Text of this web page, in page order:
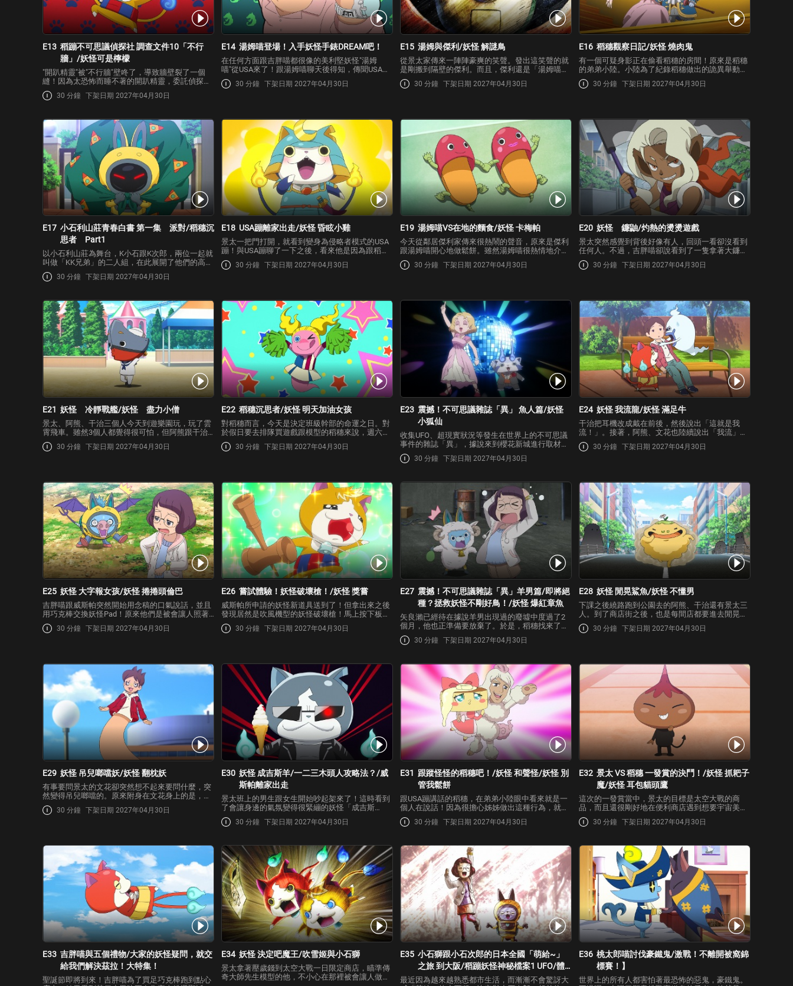
E13 稻蹦不可思議偵探社 調查文件10「不行
牆」/妖怪可是檸檬
"開趴精靈"被"不行牆"壁咚了，導致牆壁裂了一個
縫！因為太恐怖而睡不著的開趴精靈，委託偵探社
調查不行牆。隨著稻穗和USA蹦的持續調查，發現
不行牆竟然跟歌舞伎有很大的關聯。原來他以前是
30 分鐘 下架日期 2027年04月30日
E14 湯姆喵登場！入手妖怪手錶DREAM吧！
在任何方面跟吉胖喵都很像的美利堅妖怪"湯姆
喵"從USA來了！跟湯姆喵聊天後得知，傳聞USA那
裡有似乎一種很厲害的妖怪手錶叫做『妖怪手錶
DREAM』。為了得到『妖怪手錶DREAM』，景太
30 分鐘 下架日期 2027年04月30日
E15 湯姆與傑利/妖怪 解謎鳥
從景太家傳來一陣陣豪爽的笑聲。發出這笑聲的就
是剛搬到隔壁的傑利。而且，傑利還是「湯姆喵」
的室友！而且仔細一看，傑利手上戴的是景太曾經
使用過的初代妖怪手錶。但是，傑利完全搞錯的妖
30 分鐘 下架日期 2027年04月30日
E16 稻穗觀察日記/妖怪 燒肉鬼
有一個可疑身影正在偷看稻穗的房間！原來是稻穗
的弟弟小陸。小陸為了紀錄稻穗做出的詭異舉動，
於是開始寫觀察日記。另一方面，稻穗也為了不被
小陸發現自己做出詭異的舉動，而再三小心。但這
30 分鐘 下架日期 2027年04月30日
E17 小石利山莊青春白書 第一集 派對/稻穗沉
思者 Part1
以小石利山莊為舞台，K小石跟K次郎，兩位一起就
叫做「KK兄弟」的二人組，在此展開了他們的高中
生活。他們就讀的小石利山莊高中，是只有大都市
才有的超貴族高中。K小石因為這裡與鄉下實在太
候，他們遇到…
30 分鐘 下架日期 2027年04月30日
E18 USA蹦離家出走/妖怪 昏眩小雞
景太一把門打開，就看到變身為侵略者模式的USA
蹦！與USA蹦聊了一下之後，看來他是因為跟稻穗
吵了一架所以才離家出走。但每當他想起吵架的原
因，就會忍不住變成侵略者模式，這讓景太他們講
30 分鐘 下架日期 2027年04月30日
E19 湯姆喵VS在地的麵食/妖怪 卡梅帕
今天從鄰居傑利家傳來很熱鬧的聲音，原來是傑利
跟湯姆喵開心地做鬆餅。雖然湯姆喵很熱情地介紹
鬆餅，但景太為了讓他們了解到本地麵食的精妙之
處！接二連三地端出不同的特色麵食，讓湯姆喵感
30 分鐘 下架日期 2027年04月30日
E20 妖怪 鐮鼬/灼熱的燙燙遊戲
景太突然感覺到背後好像有人，回頭一看卻沒看到
任何人。不過，吉胖喵卻說看到了一隻拿著大鐮
刀，跟風一樣呼嘯而過的妖怪！原來那隻妖怪的真
面目就是會隨風出現，用巨大的鐮刀斬裂一切的古
30 分鐘 下架日期 2027年04月30日
E21 妖怪 冷靜戰艦/妖怪 盡力小僧
景太、阿熊、干治三個人今天到遊樂園玩，玩了雲
霄飛車。雖然3個人都覺得很可怕，但阿熊跟干治
突然態度一變，冷靜地說要再去挑戰另一個遊樂設
施！原來他們是被能讓人冷靜下來的妖怪「冷靜戰
30 分鐘 下架日期 2027年04月30日
E22 稻穗沉思者/妖怪 明天加油女孩
對稻穗而言，今天是決定班級幹部的命運之日。對
於假日要去排隊買遊戲跟模型的稻穗來說，週六要
到學校照顧小動物的飼育股長是她絕對要避開的職
位。就在這時候，會讓人陷入沉思的妖怪「沉思袋
30 分鐘 下架日期 2027年04月30日
E23 震撼！不可思議雜誌「異」 魚人篇/妖怪
小狐仙
收集UFO、超現實狀況等發生在世界上的不可思議
事件的雜誌「異」，據說來到櫻花新城進行取材！
身為「異」雜誌忠實讀者的稻穗馬上就跑了出去 然
後看到了「傳說獵人」，持續追尋世界上各種謎團
人」的下落…
30 分鐘 下架日期 2027年04月30日
E24 妖怪 我流龍/妖怪 滿足牛
干治把耳機改成戴在前後，然後說出「這就是我
流！」。接著，阿熊、文花也陸續說出「我流」這
樣的話，並且以奇怪的打扮到學校上課。原來，這
都是會讓人做出違背常理之事的妖怪「我流龍」所
30 分鐘 下架日期 2027年04月30日
E25 妖怪 大字報女孩/妖怪 捲捲頭倫巴
吉胖喵跟威斯帕突然開始用念稿的口氣說話，並且
用巧克棒交換妖怪Pad！原來他們是被會讓人照著
大字報內容行動的妖怪「大字報女孩」附身了！景
太等人為了按照大字報女孩所寫的無理內容行動，
30 分鐘 下架日期 2027年04月30日
E26 嘗試體驗！妖怪破壞槍！/妖怪 獎嘗
威斯帕所申請的妖怪新道具送到了！但拿出來之後
發現居然是吹風機型的妖怪破壞槍！馬上按下板機
之後，卻只有風吹了出來。仔細一看，妖怪破壞槍
上有著景太等人很熟知，要放某種東西進去的洞 ！
30 分鐘 下架日期 2027年04月30日
E27 震撼！不可思議雜誌「異」羊男篇/即將絕
種？拯救妖怪不剛好鳥！/妖怪 爆紅章魚
矢良瀨已經待在據說羊男出現過的廢墟中度過了2
個月，他也正準備要放棄了。於是，稻穗找來了九
尾等妖怪，決定要自己來創造出羊男，但是 ！/會
讓人在想耍帥的時候失敗的妖怪「不剛好鳥」，因
30 分鐘 下架日期 2027年04月30日
E28 妖怪 閒晃鯊魚/妖怪 不懂男
下課之後繞路跑到公園去的阿熊、干治還有景太三
人。到了商店街之後，也是每間店都要進去閒晃一
下，幾乎不打算回家。」原來景太他們是被會讓人
忍不住跑去閒晃的妖怪「閒晃鯊魚」附身了！閒晃
30 分鐘 下架日期 2027年04月30日
E29 妖怪 吊兒啷噹妖/妖怪 翻枕妖
有事要問景太的文花卻突然想不起來要問什麼，突
然變得吊兒啷噹的。原來附身在文花身上的是，不
論什麼事情都會顧左右而言他的妖怪「吊兒啷噹
妖」！雖然景太準備要跟吊兒啷噹妖進行戰鬥，但
30 分鐘 下架日期 2027年04月30日
E30 妖怪 成吉斯羊/一二三木頭人攻略法？/威
斯帕離家出走
景太班上的男生跟女生開始吵起架來了！這時看到
了會讓身邊的氣氛變得很緊繃的妖怪「成吉斯
羊」！原來成吉斯羊是烤越多肉，會讓人與人的關
係變得更加緊繃的妖怪。景太的班上究竟會演變成
30 分鐘 下架日期 2027年04月30日
E31 跟蹤怪怪的稻穗吧！/妖怪 和聲怪/妖怪 別
管我鬆餅
跟USA蹦講話的稻穗，在弟弟小陸眼中看來就是一
個人在說話！因為很擔心姊姊做出這種行為，就一
路跟到稻蹦不可思議偵探社。但他在那邊看到，有
更多東西自己動了起來！/不論是午餐要加料時，或
30 分鐘 下架日期 2027年04月30日
E32 景太 VS 稻穗 一發賞的決鬥！/妖怪 抓耙子
魔/妖怪 耳包貓頭鷹
這次的一發賞當中，景太的目標是太空大戰的商
品，而且還很剛好地在便利商店遇到想要宇宙美少
女戰隊商品的稻穗。雖然兩人都沒有中大獎，但卻
已經快被抽完了 目標放在「最後一抽獎」，景太與
30 分鐘 下架日期 2027年04月30日
E33 吉胖喵與五個禮物/大家的妖怪疑問，就交
給我們解決茲拉！大特集！
聖誕節即將到來！吉胖喵為了買足巧克棒跑到點心
E34 妖怪 決定吧魔王/吹雪姬與小石獅
景太拿著壓歲錢到太空大戰一日限定商店，瞄準傳
奇大師先生模型的他，不小心在那裡被會讓人做出
E35 小石獅跟小石次郎的日本全國「萌給~」
之旅 到大阪/稻蹦妖怪神秘檔案1 UFO/體
驗!妖怪大砲!
最近因為越來越熟悉都市生活，而漸漸不會驚訝大
E36 桃太郎喵討伐豪鐵鬼/激戰！不離開被窩錦
標賽！】
世界上的所有人都害怕著最恐怖的惡鬼，豪鐵鬼。